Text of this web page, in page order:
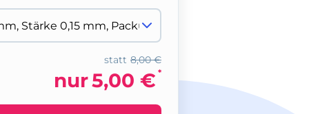
8,00 €
statt
nur5,00 € *